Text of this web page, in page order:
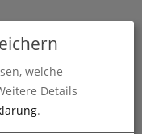
welche
Details
.